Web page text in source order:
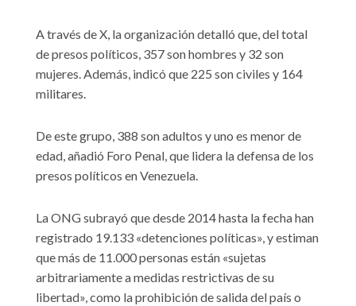
A través de X, la organización detalló que, del total
de presos políticos, 357 son hombres y 32 son
mujeres. Además, indicó que 225 son civiles y 164
militares.
De este grupo, 388 son adultos y uno es menor de
edad, añadió Foro Penal, que lidera la defensa de los
presos políticos en Venezuela.
La ONG subrayó que desde 2014 hasta la fecha han
registrado 19.133 «detenciones políticas», y estiman
que más de 11.000 personas están «sujetas
arbitrariamente a medidas restrictivas de su
libertad», como la prohibición de salida del país o